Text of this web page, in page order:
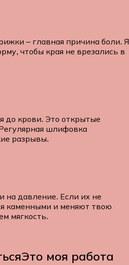
– главная причина боли. Я
чтобы края не врезались в
до крови. Это открытые
шлифовка
разрывы.
на давление. Если их не
каменными и меняют твою
мягкость.
Это моя работа